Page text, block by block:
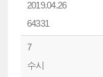
2019.04.26
64331
7
수시